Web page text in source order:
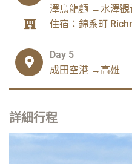
澤烏龍麵 →水澤
住宿：錦系町
Day 5
成田空港 →高雄
詳細行程